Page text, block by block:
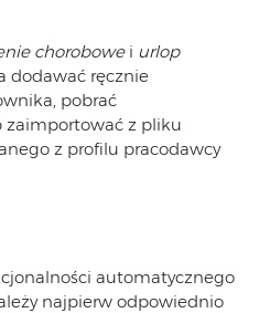
chorobowei urlop
dodawać ręcznie
pobrać
zaimportować z pliku
z profilu pracodawcy
automatycznego
najpierw odpowiednio